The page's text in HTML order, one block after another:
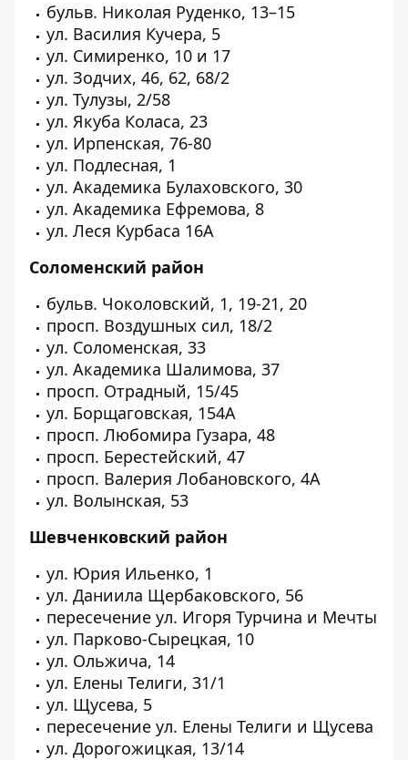
бульв. Николая Руденко, 13–15
ул. Василия Кучера, 5
ул. Симиренко, 10 и 17
ул. Зодчих, 46, 62, 68/2
ул. Тулузы, 2/58
ул. Якуба Коласа, 23
ул. Ирпенская, 76-80
ул. Подлесная, 1
ул. Академика Булаховского, 30
ул. Академика Ефремова, 8
ул. Леся Курбаса 16А
Соломенский район
бульв. Чоколовский, 1, 19-21, 20
просп. Воздушных сил, 18/2
ул. Соломенская, 33
ул. Академика Шалимова, 37
просп. Отрадный, 15/45
ул. Борщаговская, 154А
просп. Любомира Гузара, 48
просп. Берестейский, 47
просп. Валерия Лобановского, 4А
ул. Волынская, 53
Шевченковский район
ул. Юрия Ильенко, 1
ул. Даниила Щербаковского, 56
пересечение ул. Игоря Турчина и Мечты
ул. Парково-Сырецкая, 10
ул. Ольжича, 14
ул. Елены Телиги, 31/1
ул. Щусева, 5
пересечение ул. Елены Телиги и Щусева
ул. Дорогожицкая, 13/14